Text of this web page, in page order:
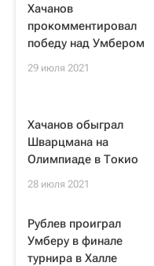
Хачанов
прокомментировал
победу над Умбером
29 июля 2021
Хачанов обыграл
Шварцмана на
Олимпиаде в Токио
28 июля 2021
Рублев проиграл
Умберу в финале
турнира в Халле